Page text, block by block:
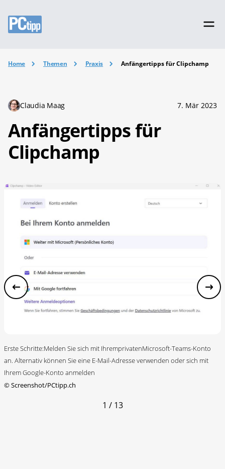
Home Themen Praxis Anfängertipps für Clipchamp
Claudia Maag 7. Mär 2023
Anfängertipps für
Clipchamp
Erste Schritte:Melden Sie sich mit IhremprivatenMicrosoft-Teams-Konto
an. Alternativ können Sie eine E-Mail-Adresse verwenden oder sich mit
Ihrem Google-Konto anmelden
©Screenshot/PCtipp.ch
1 / 13